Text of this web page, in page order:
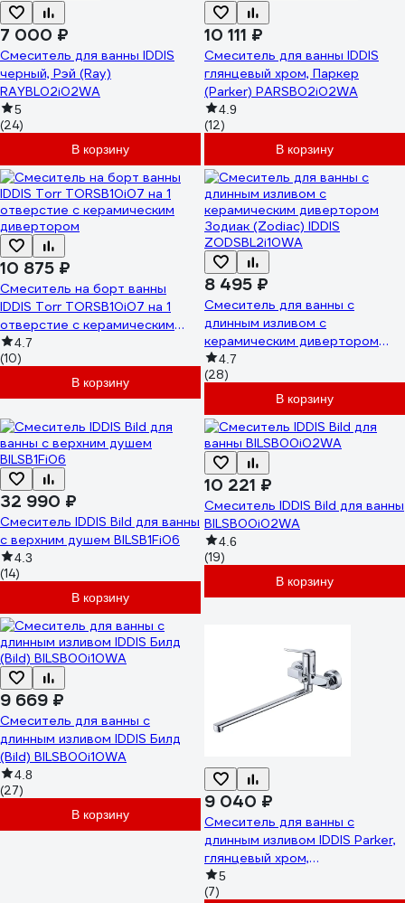
7 000 ₽
Смеситель для ванны IDDIS
черный, Рэй (Ray)
RAYBL02i02WA
5
(24)
В корзину
10 111 ₽
Смеситель для ванны IDDIS
глянцевый хром, Паркер
(Parker) PARSB02i02WA
4.9
(12)
В корзину
10 875 ₽
Смеситель на борт ванны
IDDIS Torr TORSB10i07 на 1
отверстие с керамическим
дивертором
4.7
(10)
В корзину
8 495 ₽
Смеситель для ванны с
длинным изливом с
керамическим дивертором
Зодиак (Zodiac) IDDIS
ZODSBL2i10WA
4.7
(28)
В корзину
32 990 ₽
Смеситель IDDIS Bild для ванны
с верхним душем BILSB1Fi06
4.3
(14)
В корзину
10 221 ₽
Смеситель IDDIS Bild для ванны
BILSB00i02WA
4.6
(19)
В корзину
9 669 ₽
Смеситель для ванны с
длинным изливом IDDIS Билд
(Bild) BILSB00i10WA
4.8
(27)
В корзину
9 040 ₽
Смеситель для ванны с
длинным изливом IDDIS Parker,
глянцевый хром,
PARSB02i10WA
5
(7)